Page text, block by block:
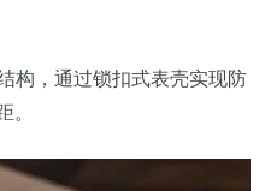
构，通过锁扣式表壳实现防